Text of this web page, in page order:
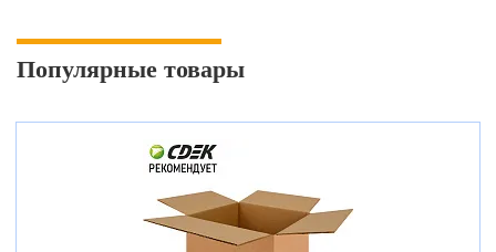
Популярные товары